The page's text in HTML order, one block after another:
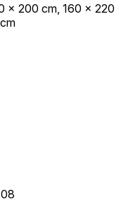
x 200 cm, 160 x 220